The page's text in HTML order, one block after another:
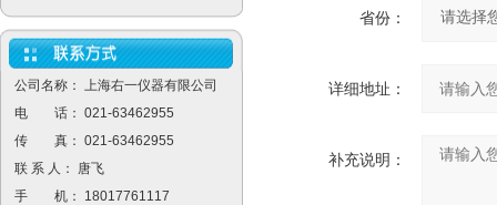
公司名称： 上海右一仪器有限公司
电 话： 021-63462955
传 真： 021-63462955
联 系 人： 唐飞
手 机： 18017761117
省份：
详细地址：
补充说明：